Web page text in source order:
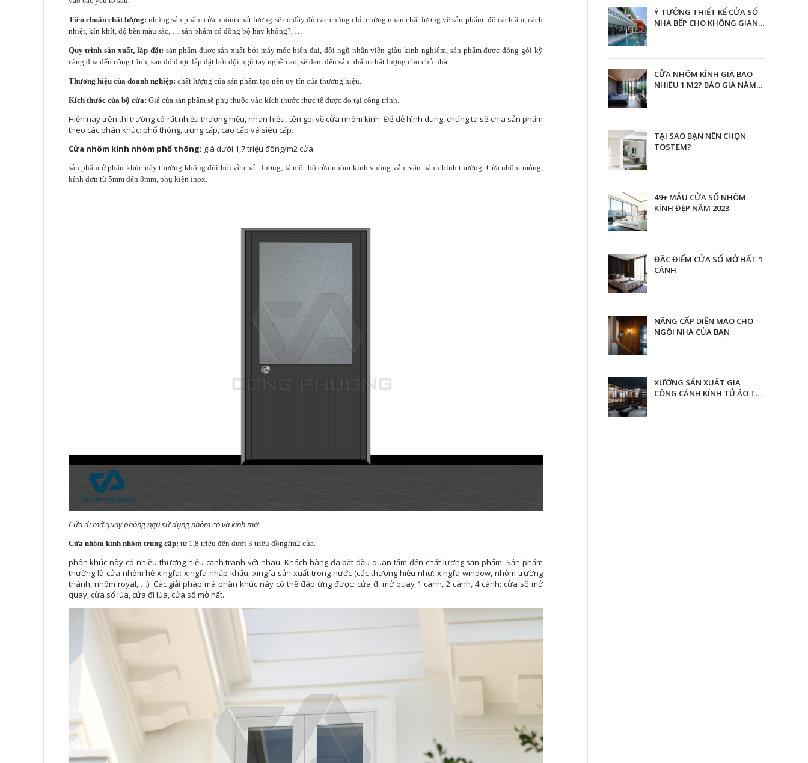
Tiêu chuẩn chất lượng: những sản phẩm cửa nhôm chất lượng sẽ có đầy đủ các chứng chỉ, chứng nhận chất lượng về sản phẩm: độ cách âm, cách
nhiệt, kín khít, độ bền màu sắc, … sản phẩm có đồng bộ hay không?, …
Quy trình sản xuất, lắp đặt: sản phẩm được sản xuất bởi máy móc hiện đại, đội ngũ nhân viên giàu kinh nghiệm, sản phẩm được đóng gói kỹ
càng đưa đến công trình, sau đó được lắp đặt bởi đội ngũ tay nghề cao, sẽ đem đến sản phẩm chất lượng cho chủ nhà.
Thương hiệu của doanh nghiệp: chất lượng của sản phẩm tạo nên uy tín của thương hiệu.
Kích thước của bộ cửa: Giá của sản phẩm sẽ phụ thuộc vào kích thước thực tế được đo tại công trình.
Hiện nay trên thị trường có rất nhiều thương hiệu, nhãn hiệu, tên gọi về cửa nhôm kính. Để dễ hình dung, chúng ta sẽ chia sản phẩm
theo các phân khúc: phổ thông, trung cấp, cao cấp và siêu cấp.
Cửa nhôm kính nhóm phổ thông: giá dưới 1,7 triệu đồng/m2 cửa.
sản phẩm ở phân khúc này thường không đòi hỏi về chất lượng, là một bộ cửa nhôm kính vuông vắn, vận hành bình thường. Cửa nhôm mỏng,
kính đơn từ 5mm đến 8mm, phụ kiện inox.
Cửa đi mở quay phòng ngủ sử dụng nhôm cỏ và kính mờ
Cửa nhôm kính nhóm trung cấp: từ 1,8 triệu đến dưới 3 triệu đồng/m2 cửa.
phân khúc này có nhiều thương hiệu cạnh tranh với nhau. Khách hàng đã bắt đầu quan tấm đến chất lượng sản phẩm. Sản phẩm
thường là cửa nhôm hệ xingfa: xingfa nhập khẩu, xingfa sản xuất trong nước (các thương hiệu như: xingfa window, nhôm trường
thành, nhôm royal, …). Các giải pháp mà phân khúc này có thể đáp ứng được: cửa đi mở quay 1 cánh, 2 cánh, 4 cánh; cửa sổ mở
quay, cửa sổ lùa, cửa đi lùa, cửa sổ mở hất.
Ý TƯỞNG THIẾT KẾ CỬA SỔ
NHÀ BẾP CHO KHÔNG GIAN
CỬA NHÔM KÍNH GIÁ BAO
NHIÊU 1 M2? BÁO GIÁ NĂM
TẠI SAO BẠN NÊN CHỌN
TOSTEM?
49+ MẪU CỬA SỔ NHÔM
KÍNH ĐẸP NĂM 2023
ĐẶC ĐIỂM CỬA SỔ MỞ HẤT 1
CÁNH
NÂNG CẤP DIỆN MẠO CHO
NGÔI NHÀ CỦA BẠN
XƯỞNG SẢN XUẤT GIA
CÔNG CÁNH KÍNH TỦ ÁO TẠI